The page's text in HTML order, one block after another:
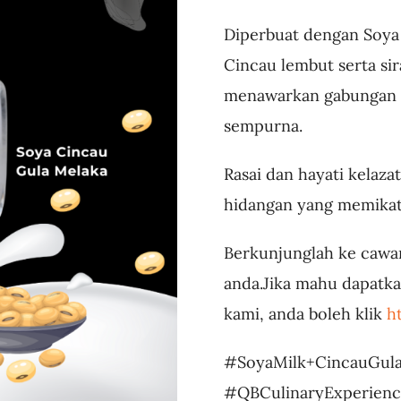
Diperbuat dengan
Cincau lembut serta
menawarkan
sempurna.
Rasai dan hayati
hidangan yang
Berkunjunglah ke
anda.Jika mahu
kami, anda boleh klik